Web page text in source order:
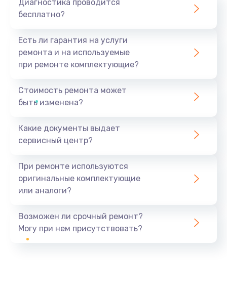
Диагностика проводится
бесплатно?
Есть ли гарантия на услуги
ремонта и на используемые
при ремонте комплектующие?
Стоимость ремонта может
быть изменена?
Какие документы выдает
сервисный центр?
При ремонте используются
оригинальные комплектующие
или аналоги?
Возможен ли срочный ремонт?
Могу при нем присутствовать?